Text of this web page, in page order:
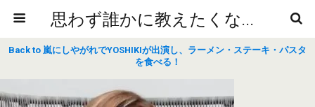
思わず誰かに教えたくなるニュースや雑学
Back to 嵐にしやがれでYOSHIKIが出演し、ラーメン・ステーキ・パスタ
を食べる！